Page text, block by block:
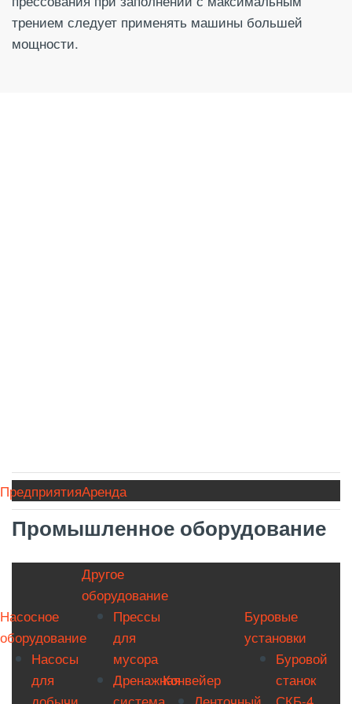
трением следует применять машины большей
мощности.
ПредприятияАренда
Промышленное оборудование
Насосное
оборудование
Насосы
для
Другое
оборудование
Прессы
для
мусора
ДренажнаяКонвейер
Буровые
установки
Буровой
станок